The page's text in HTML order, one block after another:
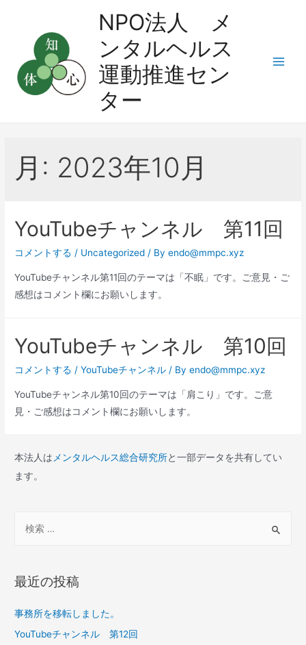
NPO法人 メ
ンタルヘルス
運動推進セン
ター
月: 2023年10月
YouTubeチャンネル 第11回
コメントする / Uncategorized / Byendo@mmpc.xyz
YouTubeチャンネル第11回のテーマは「不眠」です。ご意見・ご
感想はコメント欄にお願いします。
YouTubeチャンネル 第10回
コメントする /YouTubeチャンネル / Byendo@mmpc.xyz
YouTubeチャンネル第10回のテーマは「肩こり」です。ご意
見・ご感想はコメント欄にお願いします。
本法人は メンタルヘルス総合研究所と一部データを共有してい
ます。
象
最近の投稿
事務所を移転しました。
YouTubeチャンネル 第12回